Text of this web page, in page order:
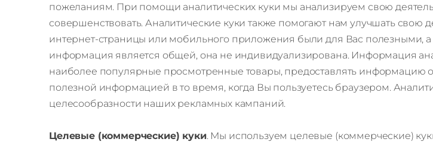
пожеланиям. При помощи аналитических куки мы анализируем свою
совершенствовать. Аналитические куки также помогают нам улучшать
интернет-страницы или мобильного приложения были для Вас полезными,
информация является общей, она не индивидуализирована. Информация
наиболее популярные просмотренные товары, предоставлять информацию
полезной информацией в то время, когда Вы пользуетесь браузером.
целесообразности наших рекламных кампаний.
Целевые (коммерческие) куки. Мы используем целевые (коммерческие)